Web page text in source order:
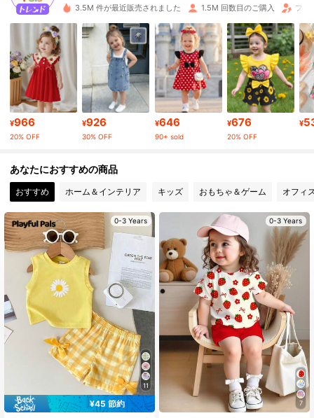
4.90 414K フォロワー
414K フォロワー
4.90 414K フォロワー
4.90 414K フォロワー
4.90 414K フォロワー
4.90 414K フォロワー
4.90 414K フォロワー
3.5M 件が最近販売されました 1.5M 回数目のご購入 フォ
¥966
20% OFF
¥926
30% OFF
¥646
90+ sold
¥676
20% OFF
¥
あなたにおすすめの商品
おすすめ ホーム＆インテリア キッズ おもちゃ＆ゲーム オフィ
0-3 Years
11
¥45 節約
0-3 Years
7